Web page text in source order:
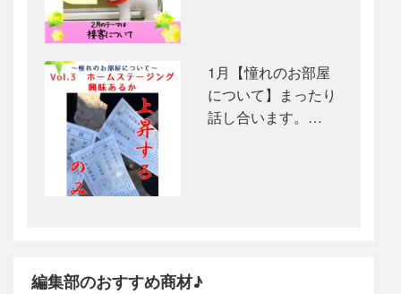
1月【憧れのお部屋
について】まったり
話し合います。…
編集部のおすすめ商材♪